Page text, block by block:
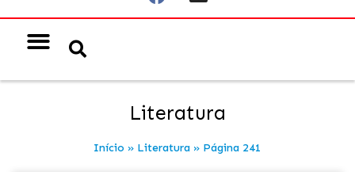
Literatura
Início » Literatura » Página 241